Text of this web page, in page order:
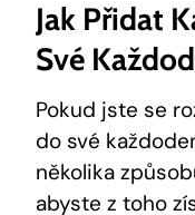
Jak Přidat
Své
Pokud jste‍ se
do své
několika
abyste z toho